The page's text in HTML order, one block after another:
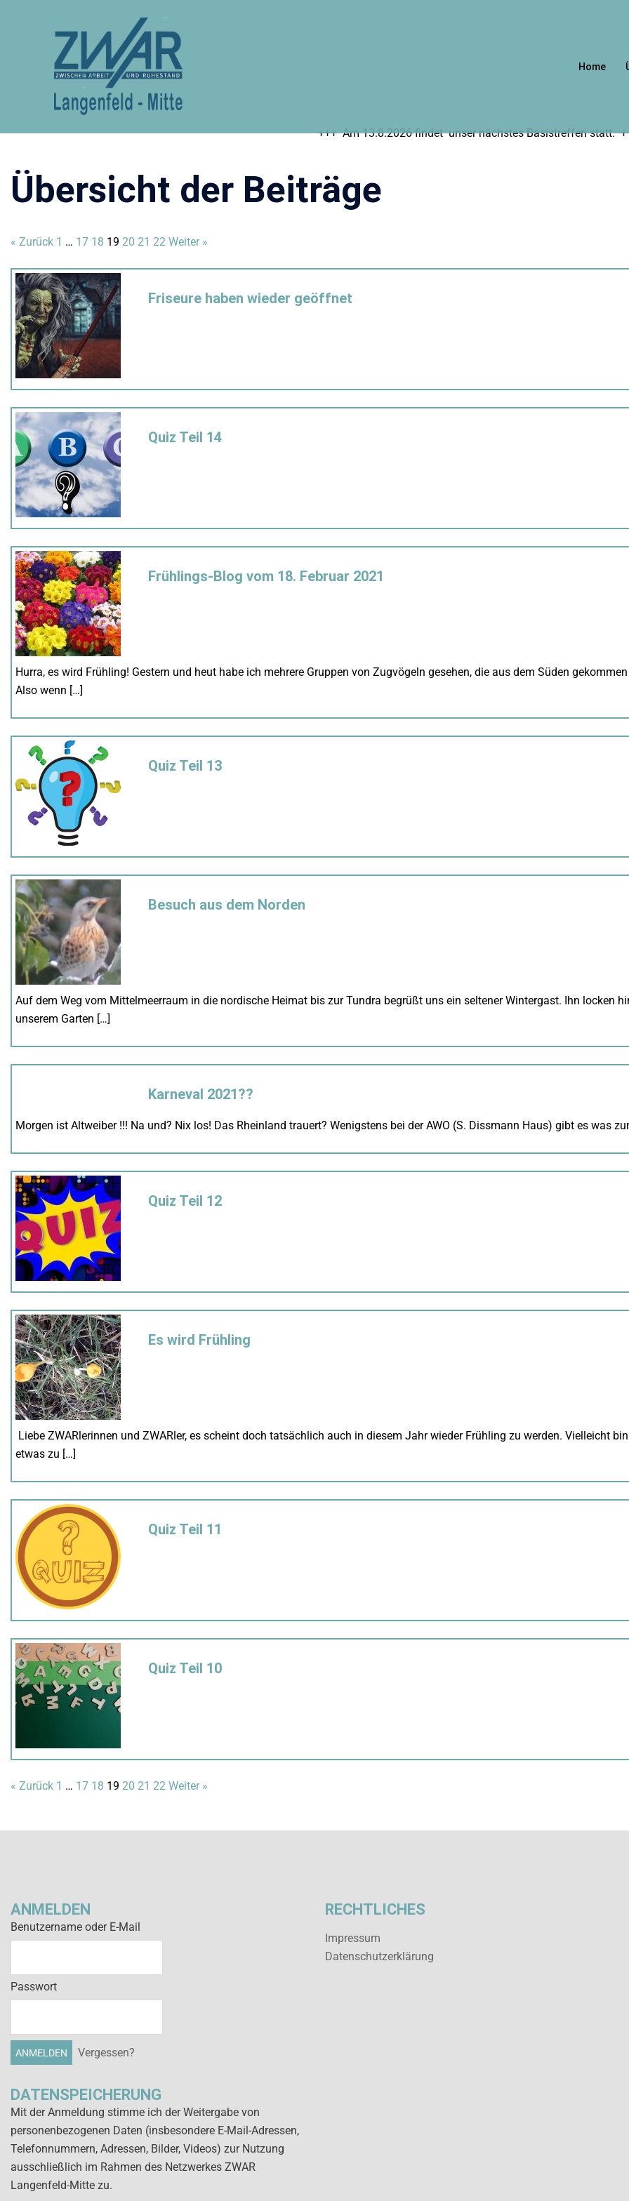
Home
+++ Am 13.8.2026 findet unser nächstes Basistreffen statt. +++
Übersicht der Beiträge
« Zurück 1 … 17 18 19 20 21 22 Weiter »
Friseure haben wieder geöffnet
Quiz Teil 14
Frühlings-Blog vom 18. Februar 2021
Hurra, es wird Frühling! Gestern und heut habe ich mehrere Gruppen von Zugvögeln gesehen, die aus dem Süden
Also wenn […]
Quiz Teil 13
Besuch aus dem Norden
Auf dem Weg vom Mittelmeerraum in die nordische Heimat bis zur Tundra begrüßt uns ein seltener Wintergast. Ihn locken
unserem Garten […]
Karneval 2021??
Morgen ist Altweiber !!! Na und? Nix los! Das Rheinland trauert? Wenigstens bei der AWO (S. Dissmann Haus) gibt es was
Quiz Teil 12
Es wird Frühling
Liebe ZWARlerinnen und ZWARler, es scheint doch tatsächlich auch in diesem Jahr wieder Frühling zu werden. Vielleicht
etwas zu […]
Quiz Teil 11
Quiz Teil 10
« Zurück 1 … 17 18 19 20 21 22 Weiter »
ANMELDEN
Benutzername oder E-Mail
Passwort
Vergessen?
DATENSPEICHERUNG
Mit der Anmeldung stimme ich der Weitergabe von
personenbezogenen Daten (insbesondere E-Mail-Adressen,
Telefonnummern, Adressen, Bilder, Videos) zur Nutzung
ausschließlich im Rahmen des Netzwerkes ZWAR
Langenfeld-Mitte zu.
RECHTLICHES
Impressum
Datenschutz­erklärung